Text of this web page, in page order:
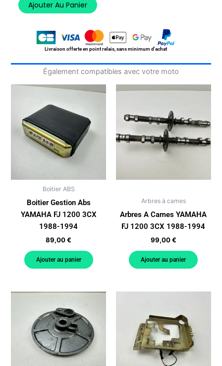
Centrale
1988-
Ajouter Au Panier
Livraison offerte en point relais, sans minimum d'achat
Également compatibles avec votre moto
Boitier ABS
Boitier Gestion Abs
YAMAHA FJ 1200 3CX
1988-1994
89,00€
Ajouter au panier
Arbres à cames
Arbres A Cames YAMAHA
FJ 1200 3CX 1988-1994
99,00€
Ajouter au panier